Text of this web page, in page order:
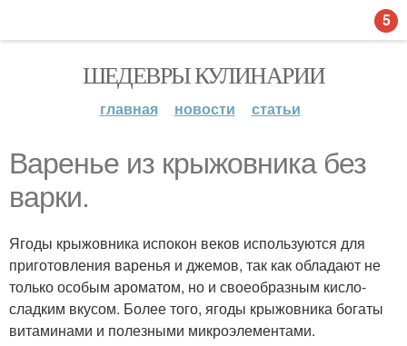
ШЕДЕВРЫ КУЛИНАРИИ
главная новости статьи
Варенье из крыжовника без
варки.
Ягоды крыжовника испокон веков используются для
приготовления варенья и джемов, так как обладают не
только особым ароматом, но и своеобразным кисло-
сладким вкусом. Более того, ягоды крыжовника богаты
витаминами и полезными микроэлементами.
5